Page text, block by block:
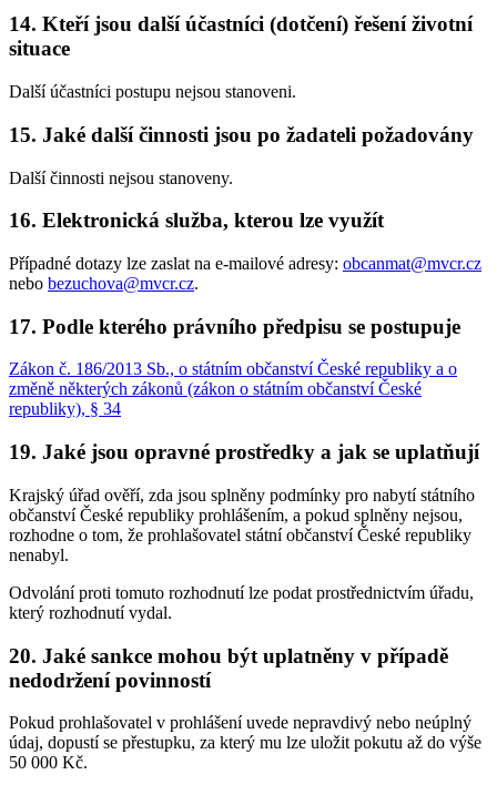
14. Kteří jsou další účastníci (dotčení) řešení životní
situace
Další účastníci postupu nejsou stanoveni.
15. Jaké další činnosti jsou po žadateli požadovány
Další činnosti nejsou stanoveny.
16. Elektronická služba, kterou lze využít
Případné dotazy lze zaslat na e-mailové adresy: obcanmat@mvcr.cz
nebo bezuchova@mvcr.cz.
17. Podle kterého právního předpisu se postupuje
Zákon č. 186/2013 Sb., o státním občanství České republiky a o
změně některých zákonů (zákon o státním občanství České
republiky), § 34
19. Jaké jsou opravné prostředky a jak se uplatňují
Krajský úřad ověří, zda jsou splněny podmínky pro nabytí státního
občanství České republiky prohlášením, a pokud splněny nejsou,
rozhodne o tom, že prohlašovatel státní občanství České republiky
nenabyl.
Odvolání proti tomuto rozhodnutí lze podat prostřednictvím úřadu,
který rozhodnutí vydal.
20. Jaké sankce mohou být uplatněny v případě
nedodržení povinností
Pokud prohlašovatel v prohlášení uvede nepravdivý nebo neúplný
údaj, dopustí se přestupku, za který mu lze uložit pokutu až do výše
50 000 Kč.